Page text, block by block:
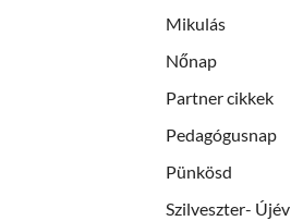
Mikulás
Nőnap
Partner cikkek
Pedagógusnap
Pünkösd
Szilveszter- Újév